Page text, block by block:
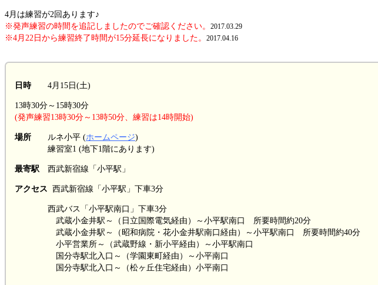
4月は練習が2回あります♪
※発声練習の時間を追記しましたのでご確認ください。 2017.03.29
※4月22日から練習終了時間が15分延長になりました。 2017.04.16
日時4月15日(土)
13時30分～15時30分
(発声練習13時30分～13時50分、練習は14時開始)
場所 ルネ小平 (ホームページ)
練習室1 (地下1階にあります)
最寄駅 西武新宿線「小平駅」
アクセス 西武新宿線「小平駅」下車3分
西武バス「小平駅南口」下車3分
武蔵小金井駅～（日立国際電気経由）～小平駅南口 所要時間約20分
武蔵小金井駅～（昭和病院・花小金井駅南口経由）～小平駅南口 所要時間約40分
小平営業所～（武蔵野線・新小平経由）～小平駅南口
国分寺駅北入口～（学園東町経由）～小平南口
国分寺駅北入口～（松ヶ丘住宅経由）小平南口